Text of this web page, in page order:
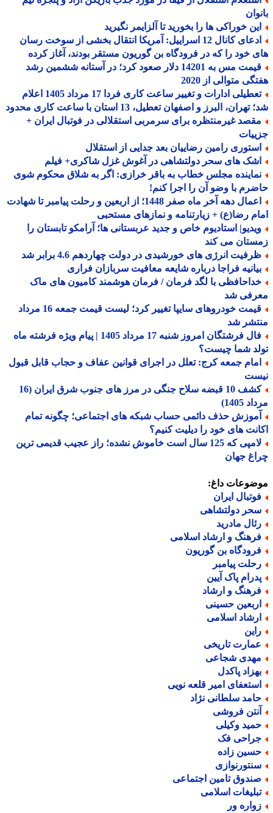
خوراکی ها را بخورید تا آلزایمر نگیرید
ادعای کانال 12 اسراییل: آمریکا انتقال بخشی از سوخت رسان
خود را که در فرودگاه بن گوریون مستقر بودند، آغاز کرده
قیمت مس به 14201 دلار صعود کرد؛ در آستانه ششمین رشد
متوالی از 2020
تعطیلی ادارات و تغییر ساعت کاری فردا 17 مرداد 1405 اعلام
البرز و اصفهان تعطیل، 13 استان با ساعت کاری محدود
غیرمنتظره برای سرمربی استقلالی در فوتبال ایران +
رامین رضاییان بعد جدایی از استقلال
های سحر دولتشاهی در آغوش غزل شاکری+ فیلم
مجلس خطاب به باقر خرازی: اگر به شلاق محکوم شوی
با وضو آن را اجرا کنم!
اعمال دهه آخر ماه صفر 1448؛ از اربعین و رحلت پیامبر تا شهادت
رضا(ع) + زیارتنامه و نمازهای مستحبی
استادیوم خاص و جدید عربستانی ها؛ آرامکو تابستان را
می کند
انرژی های خورشیدی در دولت چهاردهم 4.6 برابر شد
فراجا درباره شایعه معافیت سربازان فراری
با لگد فرمان / فرمان هوشمند کامیون های ماک
شد
قیمت خودروهای سایپا تغییر کرد؛ لیست قیمت جمعه 16 مرداد
شد
فال فرشتگان امروز شنبه 17 مرداد 1405 | پیام ویژه فرشته ماه
شما چیست؟
جمعه کرج: تعلل در اجرای قوانین عفاف و حجاب قابل قبول
کشف 10 قبضه سلاح جنگی در مرز های جنوب شرق ایران (16
1405)
حذف دائمی حساب شبکه های اجتماعی؛ چگونه تمام
های خود را دیلیت کنیم؟
لامپی که 125 سال است خاموش نشده؛ راز عجیب قدیمی ترین
جهان
داغ:
ایران
دولتشاهی
مادرید
و ارشاد اسلامی
بن گوریون
پیامبر
پاک آیین
و ارشاد
حسینی
اسلامی
تاریخی
شجاعی
پاکدل
امیر قلعه نویی
سلطانی نژاد
فروشی
وکیلی
فک
زاده
تامین اجتماعی
اسلامی
ور